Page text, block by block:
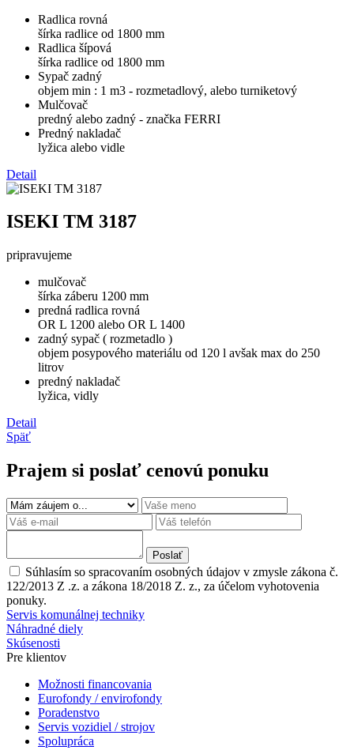
Radlica rovná
šírka radlice od 1800 mm
Radlica šípová
šírka radlice od 1800 mm
Sypač zadný
objem min : 1 m3 - rozmetadlový, alebo turniketový
Mulčovač
predný alebo zadný - značka FERRI
Predný nakladač
lyžica alebo vidle
Detail
ISEKI TM 3187
pripravujeme
mulčovač
šírka záberu 1200 mm
predná radlica rovná
OR L 1200 alebo OR L 1400
zadný sypač ( rozmetadlo )
objem posypového materiálu od 120 l avšak max do 250
litrov
predný nakladač
lyžica, vidly
Detail
Späť
Prajem si poslať cenovú ponuku
Poslať
Súhlasím so spracovaním osobných údajov v zmysle zákona č.
122/2013 Z .z. a zákona 18/2018 Z. z., za účelom vyhotovenia
ponuky.
Servis komunálnej techniky
Náhradné diely
Skúsenosti
Pre klientov
Možnosti financovania
Eurofondy / envirofondy
Poradenstvo
Servis vozidiel / strojov
Spolupráca